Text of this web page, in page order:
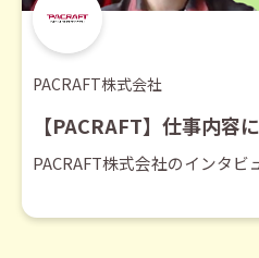
PACRAFT株式会社
【PACRAFT】仕事内容
PACRAFT株式会社のインタビ